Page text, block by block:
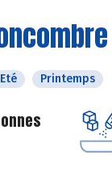
Eté Printemps